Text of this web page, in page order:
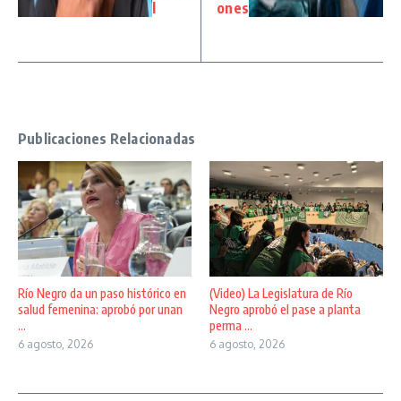
l
ones
Publicaciones Relacionadas
Río Negro da un paso histórico en
salud femenina: aprobó por unan
...
6 agosto, 2026
(Video) La Legislatura de Río
Negro aprobó el pase a planta
perma ...
6 agosto, 2026